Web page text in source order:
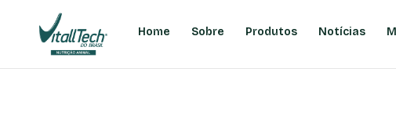
Home Sobre Produtos Notícias